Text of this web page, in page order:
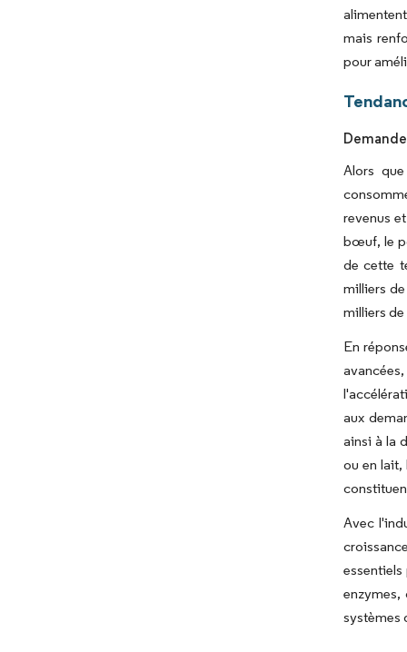
mais
pour
Alors
revenus
bœuf, le
de cette
milliers
milliers de
En
aux
ainsi à la
ou en lait,
Avec
enzymes,
systèmes